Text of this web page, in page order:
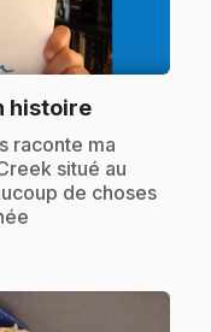
histoire.
raconte ma
situé au
de choses